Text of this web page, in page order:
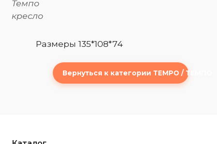
Размеры 135*108*74
Вернуться к категории TEMPO / ТЕМПО